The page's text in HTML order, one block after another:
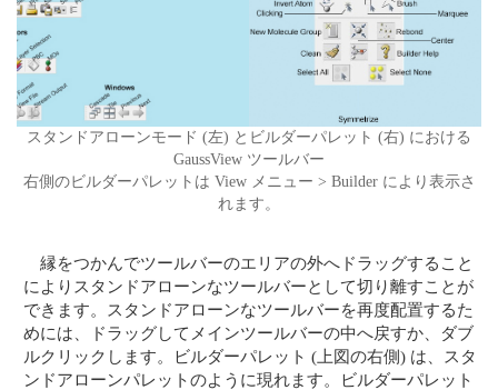
スタンドアローンモード (左) とビルダーパレット (右) における
GaussView ツールバー
右側のビルダーパレットは View メニュー > Builder により表示さ
れます。
縁をつかんでツールバーのエリアの外へドラッグすること
によりスタンドアローンなツールバーとして切り離すことが
できます。スタンドアローンなツールバーを再度配置するた
めには、ドラッグしてメインツールバーの中へ戻すか、ダブ
ルクリックします。ビルダーパレット (上図の右側) は、スタ
ンドアローンパレットのように現れます。ビルダーパレット